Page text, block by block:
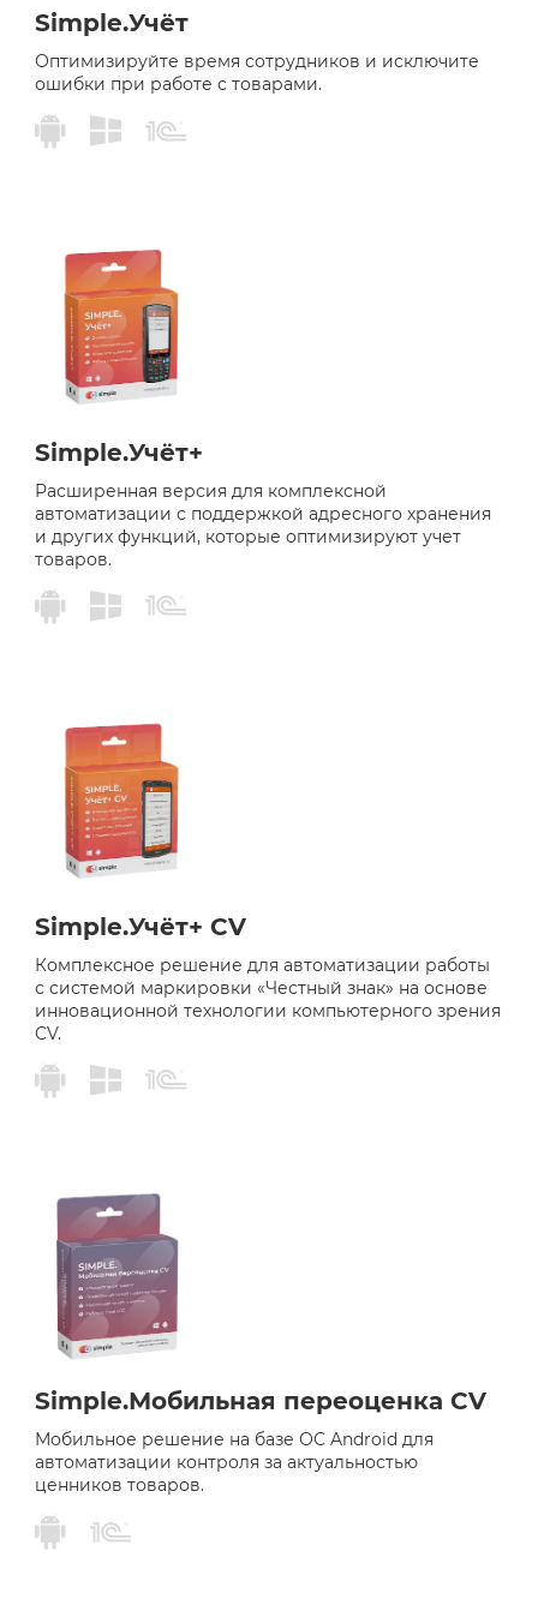
Simple.Учёт
Оптимизируйте время сотрудников и исключите
ошибки при работе с товарами.
Simple.Учёт+
Расширенная версия для комплексной
автоматизации с поддержкой адресного хранения
и других функций, которые оптимизируют учет
товаров.
Simple.Учёт+ CV
Комплексное решение для автоматизации работы
с системой маркировки «Честный знак» на основе
инновационной технологии компьютерного зрения
CV.
Simple.Мобильная переоценка CV
Мобильное решение на базе ОС Android для
автоматизации контроля за актуальностью
ценников товаров.